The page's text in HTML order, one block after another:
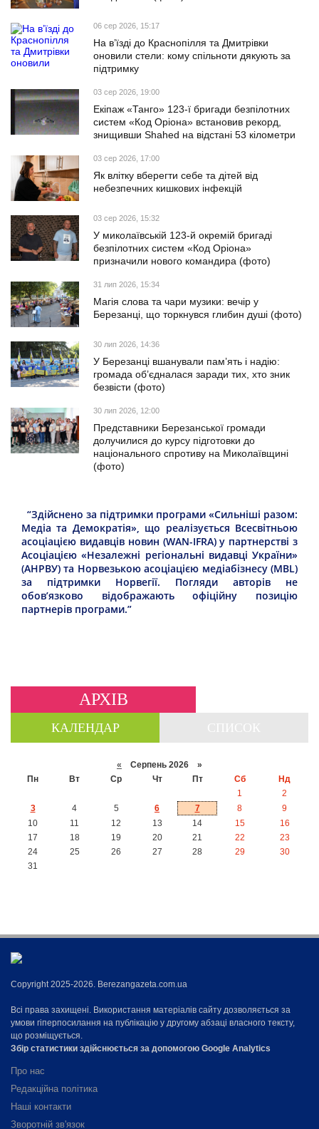
06 сер 2026, 15:17
На в’їзді до Краснопілля та Дмитрівки
оновили стели: кому спільноти дякують за
підтримку
03 сер 2026, 19:00
Екіпаж «Танго» 123-ї бригади безпілотних
систем «Код Оріона» встановив рекорд,
знищивши Shahed на відстані 53 кілометри
03 сер 2026, 17:00
Як влітку вберегти себе та дітей від
небезпечних кишкових інфекцій
03 сер 2026, 15:32
У миколаївській 123-й окремій бригаді
безпілотних систем «Код Оріона»
призначили нового командира (фото)
31 лип 2026, 15:34
Магія слова та чари музики: вечір у
Березанці, що торкнувся глибин душі (фото)
30 лип 2026, 14:36
У Березанці вшанували пам’ять і надію:
громада об’єдналася заради тих, хто зник
безвісти (фото)
30 лип 2026, 12:00
Представники Березанської громади
долучилися до курсу підготовки до
національного спротиву на Миколаївщині
(фото)
“Здійснено за підтримки програми «Сильніші разом:
Медіа та Демократія», що реалізується Всесвітньою
асоціацією видавців новин (WAN-IFRA) у партнерстві з
Асоціацією «Незалежні регіональні видавці України»
(АНРВУ) та Норвезькою асоціацією медіабізнесу (MBL)
за підтримки Норвегії. Погляди авторів не
обов’язково відображають офіційну позицію
партнерів програми.”
АРХІВ
КАЛЕНДАР
« Серпень 2026 »
Пн
Вт Ср Чт Пт Сб
Нд
1
2
3
4 5 6 7 8
9
10
11 12 13 14 15
16
17
18 19 20 21 22
23
24
25 26 27 28 29
30
31
Copyright 2025-2026. Berezangazeta.com.ua
Всі права захищені. Використання матеріалів сайту дозволяється за
умови гіперпосилання на публікацію у другому абзаці власного тексту,
що розміщується.
Збір статистики здійснюється за допомогою Google Analytics
Про нас
Редакційна політика
Наші контакти
Зворотній зв'язок